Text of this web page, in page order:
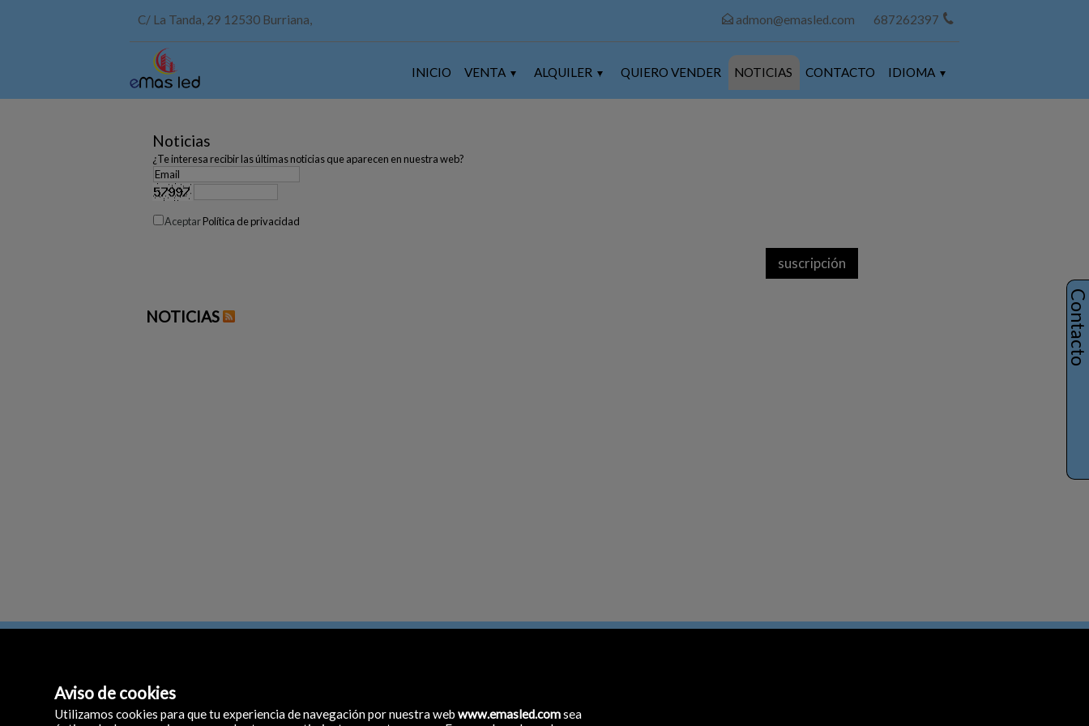
C/ La Tanda, 29 12530 Burriana, 687262397
admon@emasled.com
INICIO VENTA ALQUILER QUIERO VENDER NOTICIAS CONTACTO IDIOMA
Noticias
¿Te interesa recibir las últimas noticias que aparecen en nuestra web?
AceptarPolítica de privacidad
NOTICIAS
emas led
C/ La Tanda, 29
Aviso de cookies
Utilizamos cookies para que tu experiencia de navegación por nuestra webwww.emasled.comsea